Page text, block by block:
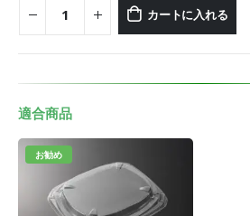
カートに入れる
適合商品
お勧め